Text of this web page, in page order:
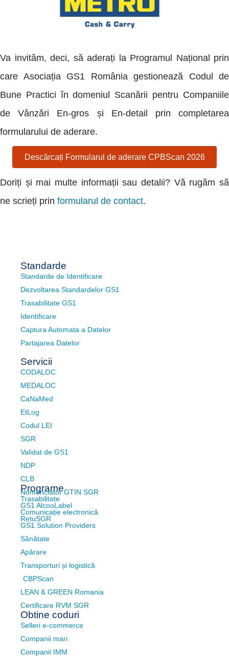
Va invităm, deci, să aderați la Programul Național prin
care Asociația GS1 România gestionează Codul de
Bune Practici în domeniul Scanării pentru Companiile
de Vânzări En-gros și En-detail prin completarea
formularului de aderare.
Descărcați Formularul de aderare CPBScan 2026
Doriți și mai multe informații sau detalii? Vă rugăm să
ne scrieți prin formularul de contact.
Standarde
Standarde de Identificare
Dezvoltarea Standardelor GS1
Trasabilitate GS1
Identificare
Captura Automata a Datelor
Partajarea Datelor
Servicii
CODALOC
MEDALOC
CaNaMed
EtLog
Codul LEI
SGR
Validat de GS1
NDP
CLB
Nomenclator GTIN SGR
GS1 AlcooLabel
RetuSGR
Programe
Trasabilitate
Comunicație electronică
GS1 Solution Providers
Sănătate
Apărare
Transporturi și logistică
CBPScan
LEAN & GREEN Romania
Certificare RVM SGR
Obtine coduri
Selleri e-commerce
Companii mari
Companii IMM